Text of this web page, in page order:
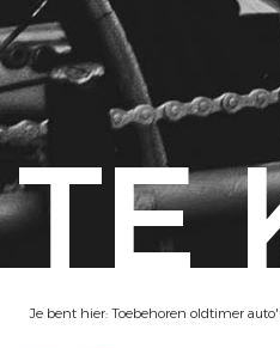
TE
Je bent hier: Toebehoren oldtimer